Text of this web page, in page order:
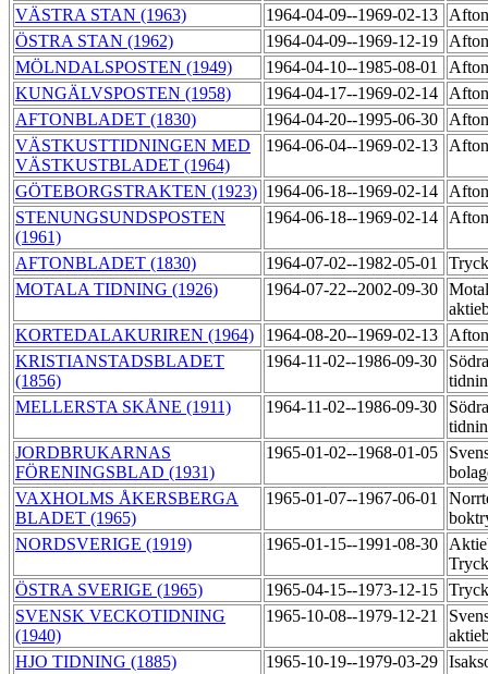
VÄSTRA STAN (1963) 1964-04-09--1969-02-13
ÖSTRA STAN (1962)
1964-04-09--1969-12-19
MÖLNDALSPOSTEN (1949)
1964-04-10--1985-08-01
KUNGÄLVSPOSTEN (1958)
1964-04-17--1969-02-14
AFTONBLADET (1830)
1964-04-20--1995-06-30
VÄSTKUSTTIDNINGEN MED
VÄSTKUSTBLADET (1964)
1964-06-04--1969-02-13
GÖTEBORGSTRAKTEN (1923) 1964-06-18--1969-02-14
STENUNGSUNDSPOSTEN
(1961)
1964-06-18--1969-02-14
AFTONBLADET (1830) 1964-07-02--1982-05-01
MOTALA TIDNING (1926)
1964-07-22--2002-09-30
KORTEDALAKURIREN (1964)
1964-08-20--1969-02-13
KRISTIANSTADSBLADET
(1856)
1964-11-02--1986-09-30
MELLERSTA SKÅNE (1911)
1964-11-02--1986-09-30
JORDBRUKARNAS
FÖRENINGSBLAD (1931)
1965-01-02--1968-01-05
VAXHOLMS ÅKERSBERGA
BLADET (1965)
1965-01-07--1967-06-01
NORDSVERIGE (1919)
1965-01-15--1991-08-30
ÖSTRA SVERIGE (1965)
1965-04-15--1973-12-15
SVENSK VECKOTIDNING
(1940)
1965-10-08--1979-12-21
HJO TIDNING (1885)
1965-10-19--1979-03-29